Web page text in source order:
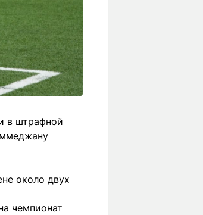
в штрафной
около двух
чемпионат